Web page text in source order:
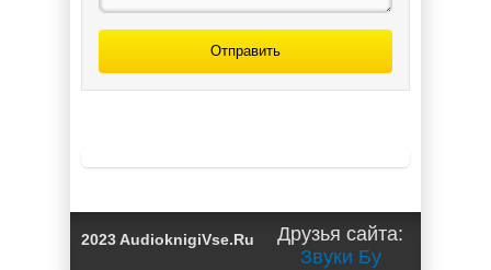
Отправить
2023 AudioknigiVse.Ru
Друзья сайта:
Звуки Бу